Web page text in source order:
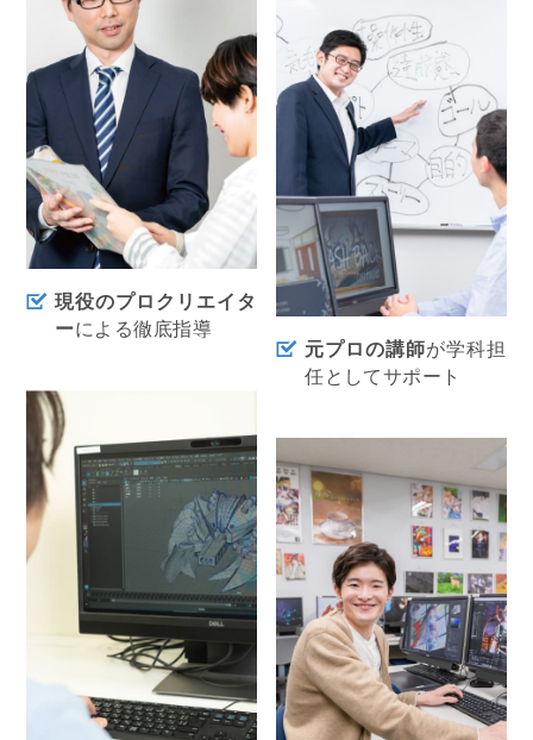
現役のプロクリエイタ
ーによる徹底指導
元プロの講師が学科担
任としてサポート